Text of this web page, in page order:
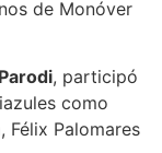
de Monóver
, participó
como
Félix Palomares